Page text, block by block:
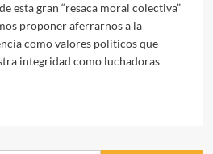
esta gran “resaca moral colectiva”
proponer aferrarnos a la
como valores políticos que
integridad como luchadoras